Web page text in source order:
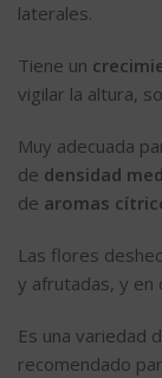
laterales.
Tiene un
vigilar la altura,
Muy adecuada
de densidad
de aromas
Las flores
y afrutadas, y en
Es una variedad
recomendado